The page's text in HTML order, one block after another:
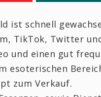
ist schnell
TikTok, Twitter
und einen gut
esoterischen
zum Verkauf.